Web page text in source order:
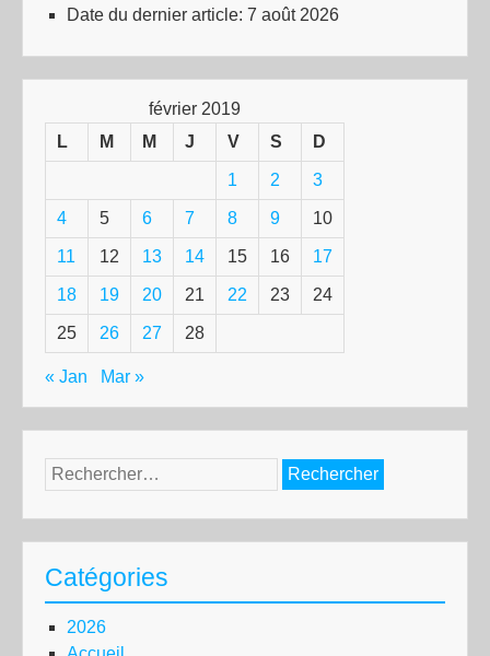
Date du dernier article: 7 août 2026
février 2019
L
M M J V S D
1 2 3
4 5 6 7 8 9 10
11 12 13 14 15 16 17
18 19 20 21 22 23 24
25 26 27 28
« Jan Mar »
Rechercher :
Catégories
2026